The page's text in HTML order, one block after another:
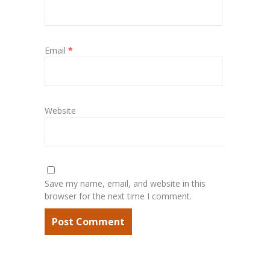
Email *
Website
Save my name, email, and website in this
browser for the next time I comment.